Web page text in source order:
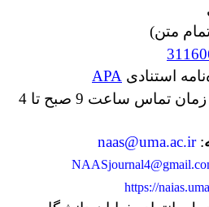
متن)
استنادی APA
: 04531505173 | زمان تماس ساعت 9 صبح تا 4
:
naas@uma.ac.ir
https://